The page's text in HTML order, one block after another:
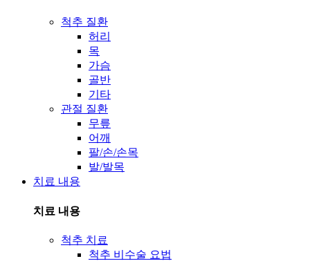
척추 질환
허리
목
가슴
골반
기타
관절 질환
무릎
어깨
팔/손/손목
발/발목
치료 내용
치료 내용
척추 치료
척추 비수술 요법